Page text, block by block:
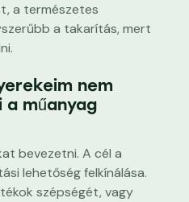
a természetes
a takarítás, mert
nem
a műanyag
bevezetni. A cél a
lehetőség felkínálása.
szépségét, vagy